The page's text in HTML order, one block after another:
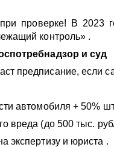
при проверке! В 2023
контроль» .
и суд
предписание, если
автомобиля + 50%
вреда (до 500 тыс.
экспертизу и юриста .